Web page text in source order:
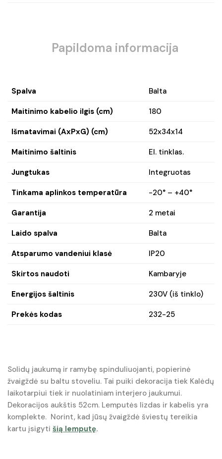
Papildoma informacija
Spalva Balta
Maitinimo kabelio ilgis (cm) 180
Išmatavimai (AxPxG) (cm) 52x34x14
Maitinimo šaltinis El. tinklas.
Jungtukas Integruotas
Tinkama aplinkos temperatūra -20° – +40°
Garantija 2 metai
Laido spalva Balta
Atsparumo vandeniui klasė IP20
Skirtos naudoti Kambaryje
Energijos šaltinis 230V (iš tinklo)
Prekės kodas 232-25
Solidų jaukumą ir ramybę spinduliuojanti, popierinė
žvaigždė su baltu stoveliu. Tai puiki dekoracija tiek Kalėdų
laikotarpiui tiek ir nuolatiniam interjero jaukumui.
Dekoracijos aukštis 52cm. Lemputės lizdas ir kabelis yra
komplekte. Norint, kad jūsų žvaigždė šviestų tereikia
kartu įsigyti šią lemputę.